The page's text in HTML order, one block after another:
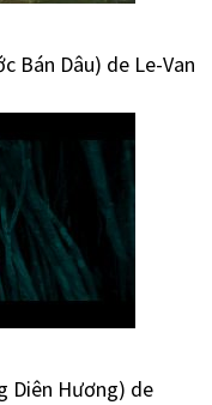
Bán Dâu) de Le-Van
Diên Hương) de